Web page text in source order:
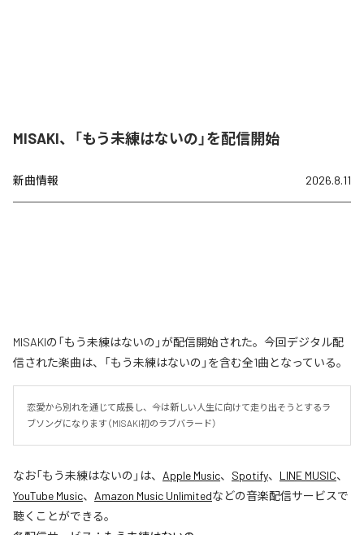
MISAKI、「もう未練はないの」を配信開始
新曲情報 2026.8.11
MISAKIの「もう未練はないの」が配信開始された。今回デジタル配
信された楽曲は、「もう未練はないの」を含む全1曲となっている。
恋愛から別れを通じて成長し、今は新しい人生に向けて走り出そうとするラ
ブソングになります（MISAKI初のラブバラード）
なお「もう未練はないの 」は、 Apple Music、 Spotify、 LINE MUSIC、
YouTube Music、 Amazon Music Unlimitedなどの音楽配信サービスで
聴くことができる。